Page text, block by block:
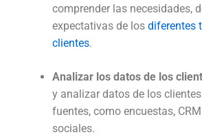
comprender las necesidades,
expectativas de los diferentes
clientes.
Analizar los datos de los
y analizar datos de los
fuentes, como encuestas,
sociales.